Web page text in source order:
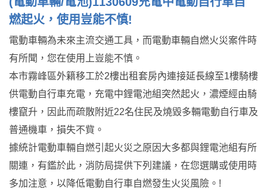
燃起火，使用豈能不慎!
電動車輛為未來主流交通工具，而電動車輛自燃火災案件時
有所聞，您在使用上豈能不慎。
本市霧峰區外籍移工於2樓出租套房內連接延長線至1樓騎樓
供電動自行車充電，充電中鋰電池組突然起火，濃煙經由騎
樓竄升，因此而疏散附近22名住民及燒毀多輛電動自行車及
普通機車，損失不貲。
據統計電動車輛自燃引起火災之原因大多都與鋰電池組有所
關連，有鑑於此，消防局提供下列建議，在您選購或使用時
多加注意，以降低電動自行車自燃發生火災風險。!